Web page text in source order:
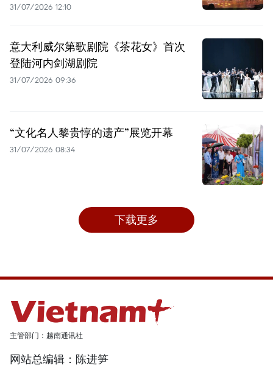
31/07/2026 12:10
意大利威尔第歌剧院《茶花女》首次
登陆河内剑湖剧院
31/07/2026 09:36
“文化名人黎贵惇的遗产”展览开幕
31/07/2026 08:34
下载更多
主管部门：越南通讯社
网站总编辑：陈进笋